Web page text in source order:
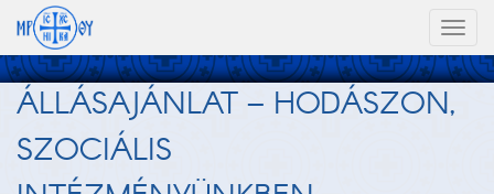
ÁLLÁSAJÁNLAT – HODÁSZON,
SZOCIÁLIS